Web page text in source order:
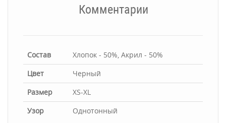
Комментарии
Состав
Хлопок - 50%, Акрил - 50%
Цвет
Черный
Размер
XS-XL
Узор
Однотонный